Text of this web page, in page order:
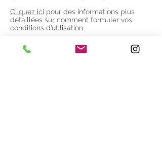
Cliquez ici pour des informations plus
détaillées sur comment formuler vos
conditions d’utilisation.